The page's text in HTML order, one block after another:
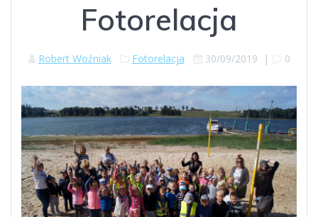
Fotorelacja
Robert Woźniak Fotorelacja 30/09/2019 | 0